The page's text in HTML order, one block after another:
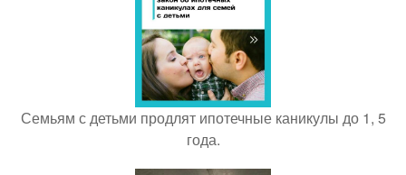
Семьям с детьми продлят ипотечные каникулы до 1, 5
года.